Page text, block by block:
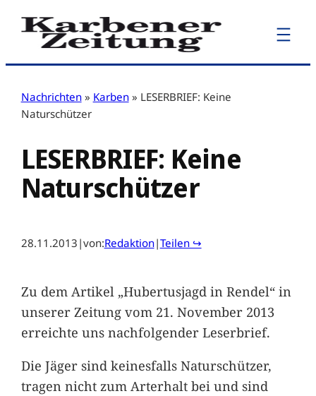
Zum
Inhalt
Nachrichten » Karben » LESERBRIEF: Keine
Naturschützer
LESERBRIEF: Keine
Naturschützer
28.11.2013 |von:Redaktion|Teilen ↪
Zu dem Artikel „Hubertusjagd in Rendel“ in
unserer Zeitung vom 21. November 2013
erreichte uns nachfolgender Leserbrief.
Die Jäger sind keinesfalls Naturschützer,
tragen nicht zum Arterhalt bei und sind